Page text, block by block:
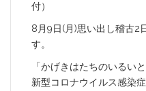
付）
8月9日(月)思い出し稽古2
す。
「かげきはたちのいる
新型コロナウイルス感染